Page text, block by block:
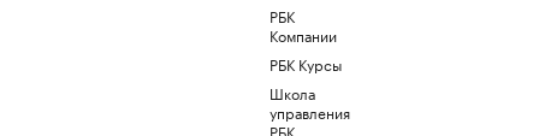
РБК
Компании
РБК Курсы
Школа
управления
РБК